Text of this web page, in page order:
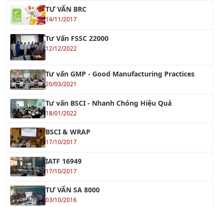
Tư Vấn FSSC 22000
Tư vấn GMP - Good Manufacturing Practices
Tư vấn BSCI - Nhanh Chóng Hiệu Quả
BSCI & WRAP
17/10/2017
IATF 16949
TƯ VẤN SA 8000
03/10/2016
OHSAS 18001 : 2007